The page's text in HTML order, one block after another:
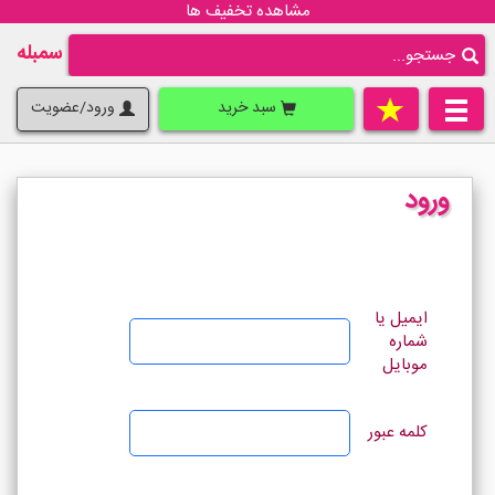
مشاهده تخفیف ها
سمبله
سبد خرید ورود/عضویت
ورود
ایمیل یا
شماره
موبایل
کلمه عبور